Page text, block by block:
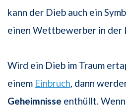
kann der Dieb auch ein
einen Wettbewerber in der
Wird ein Dieb im Traum
einem Einbruch , dann
Geheimnisse enthüllt.